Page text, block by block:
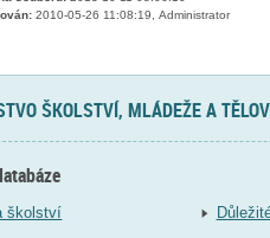
2010-05-26 11:08:19, Administrator
ŠKOLSTVÍ, MLÁDEŽE A
školství